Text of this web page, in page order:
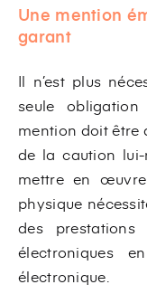
Une mention
garant
Il n’est plus
seule
mention doit être
de la caution
mettre en
physique
des prestations
électroniques
électronique.